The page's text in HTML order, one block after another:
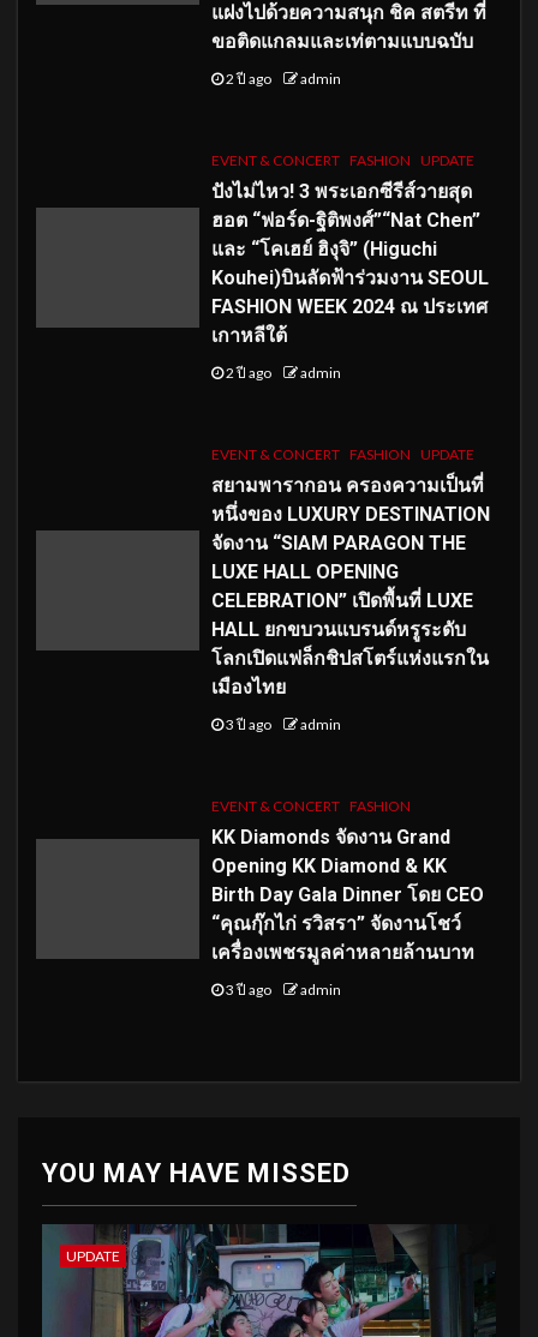
แฝงไปด้วยความสนุก ชิค สตรีท ที่
ขอติดแกลมและเท่ตามแบบฉบับ
2 ปี ago admin
EVENT & CONCERT FASHION UPDATE
ปังไม่ไหว! 3 พระเอกซีรีส์วายสุด
ฮอต “ฟอร์ด-ฐิติพงศ์”“Nat Chen”
และ “โคเฮย์ ฮิงุจิ” (Higuchi
Kouhei)บินลัดฟ้าร่วมงาน SEOUL
FASHION WEEK 2024 ณ ประเทศ
เกาหลีใต้
2 ปี ago admin
EVENT & CONCERT FASHION UPDATE
สยามพารากอน ครองความเป็นที่
หนึ่งของ LUXURY DESTINATION
จัดงาน “SIAM PARAGON THE
LUXE HALL OPENING
CELEBRATION” เปิดพื้นที่ LUXE
HALL ยกขบวนแบรนด์หรูระดับ
โลกเปิดแฟล็กชิปสโตร์แห่งแรกใน
เมืองไทย
3 ปี ago admin
EVENT & CONCERT FASHION
KK Diamonds จัดงาน Grand
Opening KK Diamond & KK
Birth Day Gala Dinner โดย CEO
“คุณกุ๊กไก่ รวิสรา” จัดงานโชว์
เครื่องเพชรมูลค่าหลายล้านบาท
3 ปี ago admin
YOU MAY HAVE MISSED
UPDATE